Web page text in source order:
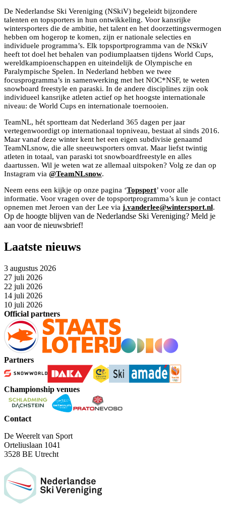
De Nederlandse Ski Vereniging (NSkiV) begeleidt bijzondere
talenten en topsporters in hun ontwikkeling. Voor kansrijke
wintersporters die de ambitie, het talent en het doorzettingsvermogen
hebben om hogerop te komen, zijn er nationale selecties en
individuele programma’s. Elk topsportprogramma van de NSkiV
heeft tot doel het behalen van podiumplaatsen tijdens World Cups,
wereldkampioenschappen en uiteindelijk de Olympische en
Paralympische Spelen. In Nederland hebben we twee
focusprogramma’s in samenwerking met het NOC*NSF, te weten
snowboard freestyle en paraski. In de andere disciplines zijn ook
individueel kansrijke atleten actief op het hoogste internationale
niveau: de World Cups en internationale toernooien.
TeamNL, hét sportteam dat Nederland 365 dagen per jaar
vertegenwoordigt op internationaal topniveau, bestaat al sinds 2016.
Maar vanaf deze winter kent het een eigen subdivisie genaamd
TeamNLsnow, die alle sneeuwsporters omvat. Maar liefst twintig
atleten in totaal, van paraski tot snowboardfreestyle en alles
daartussen. Wil je weten wat ze allemaal uitspoken? Volg ze dan op
Instagram via @TeamNLsnow.
Neem eens een kijkje op onze pagina ‘Topsport’ voor alle
informatie. Voor vragen over de topsportprogramma’s kun je contact
opnemen met Jeroen van der Lee via j.vanderlee@wintersport.nl.
Op de hoogte blijven van de Nederlandse Ski Vereniging? Meld je
aan voor de nieuwsbrief!
Laatste nieuws
3 augustus 2026
27 juli 2026
22 juli 2026
14 juli 2026
10 juli 2026
Official partners
Partners
Championship venues
Contact
De Weerelt van Sport
Orteliuslaan 1041
3528 BE Utrecht